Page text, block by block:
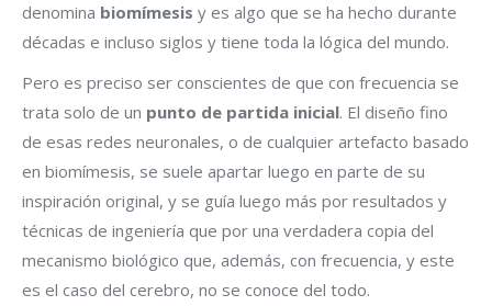
denomina biomímesis y es algo que se ha hecho durante
décadas e incluso siglos y tiene toda la lógica del mundo.
Pero es preciso ser conscientes de que con frecuencia se
trata solo de un punto de partida inicial. El diseño fino
de esas redes neuronales, o de cualquier artefacto basado
en biomímesis, se suele apartar luego en parte de su
inspiración original, y se guía luego más por resultados y
técnicas de ingeniería que por una verdadera copia del
mecanismo biológico que, además, con frecuencia, y este
es el caso del cerebro, no se conoce del todo.